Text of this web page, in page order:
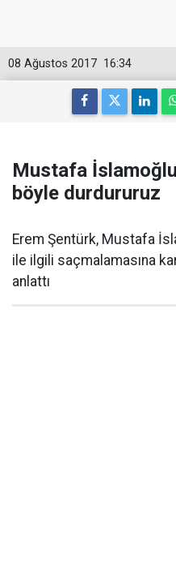
16:34
08 Ağustos 2017
Mustafa
böyle durdururuz
Erem Şentürk, Mustafa
ile ilgili saçmalamasına
anlattı